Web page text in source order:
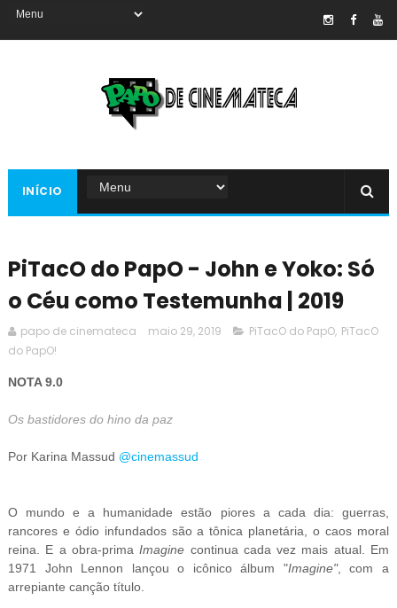
INÍCIO
PiTacO do PapO - John e Yoko: Só
o Céu como Testemunha | 2019
papo de cinemateca maio 29, 2019 PiTacO do PapO, PiTacO
do PapO!
NOTA 9.0
Os bastidores do hino da paz
Por Karina Massud @cinemassud
O mundo e a humanidade estão piores a cada dia: guerras,
rancores e ódio infundados são a tônica planetária, o caos moral
reina. E a obra-primaImagine continua cada vez mais atual. Em
1971 John Lennon lançou o icônico álbum "Imagine", com a
arrepiante canção título.